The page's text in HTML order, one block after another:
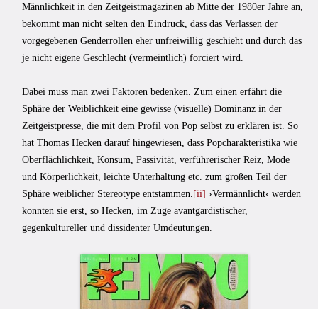
Männlichkeit in den Zeitgeistmagazinen ab Mitte der 1980er Jahre an,
bekommt man nicht selten den Eindruck, dass das Verlassen der
vorgegebenen Genderrollen eher unfreiwillig geschieht und durch das
je nicht eigene Geschlecht (vermeintlich) forciert wird.
Dabei muss man zwei Faktoren bedenken. Zum einen erfährt die
Sphäre der Weiblichkeit eine gewisse (visuelle) Dominanz in der
Zeitgeistpresse, die mit dem Profil von Pop selbst zu erklären ist. So
hat Thomas Hecken darauf hingewiesen, dass Popcharakteristika wie
Oberflächlichkeit, Konsum, Passivität, verführerischer Reiz, Mode
und Körperlichkeit, leichte Unterhaltung etc. zum großen Teil der
Sphäre weiblicher Stereotype entstammen. [ii] ›Vermännlicht‹ werden
konnten sie erst, so Hecken, im Zuge avantgardistischer,
gegenkultureller und dissidenter Umdeutungen.